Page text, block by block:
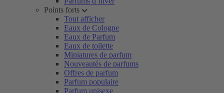
Points forts
Tout afficher
Eaux de Cologne
Eaux de Parfum
Eaux de toilette
Miniatures de parfum
Nouveautés de parfums
Offres de parfum
Parfum populaire
Parfum unisexe